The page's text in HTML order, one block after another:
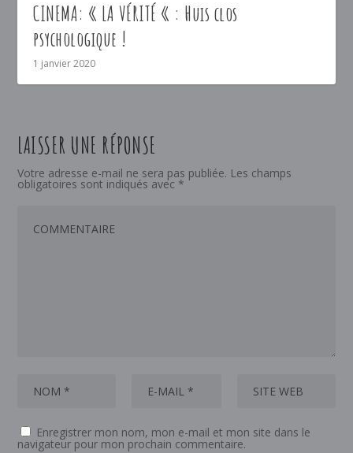
CINEMA: « LA VÉRITÉ « : Huis clos
psychologique !
1 janvier 2020
LAISSER UNE RÉPONSE
Votre adresse e-mail ne sera pas publiée. Les champs
obligatoires sont indiqués avec *
Enregistrer mon nom, mon e-mail et mon site dans le
navigateur pour mon prochain commentaire.